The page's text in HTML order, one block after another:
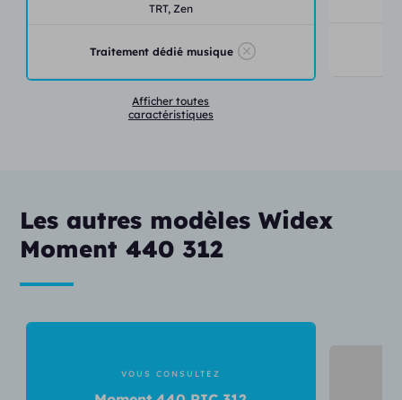
TRT, Zen
Traitement dédié musique
Afficher toutes
caractéristiques
Les autres modèles Widex
Moment 440 312
VOUS CONSULTEZ